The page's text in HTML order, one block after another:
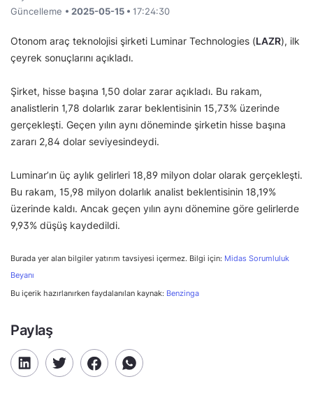
Güncelleme • 2025-05-15 • 17:24:30
Otonom araç teknolojisi şirketi Luminar Technologies (LAZR), ilk
çeyrek sonuçlarını açıkladı.
Şirket, hisse başına 1,50 dolar zarar açıkladı. Bu rakam,
analistlerin 1,78 dolarlık zarar beklentisinin 15,73% üzerinde
gerçekleşti. Geçen yılın aynı döneminde şirketin hisse başına
zararı 2,84 dolar seviyesindeydi.
Luminar’ın üç aylık gelirleri 18,89 milyon dolar olarak gerçekleşti.
Bu rakam, 15,98 milyon dolarlık analist beklentisinin 18,19%
üzerinde kaldı. Ancak geçen yılın aynı dönemine göre gelirlerde
9,93% düşüş kaydedildi.
Burada yer alan bilgiler yatırım tavsiyesi içermez. Bilgi için: Midas Sorumluluk
Beyanı
Bu içerik hazırlanırken faydalanılan kaynak: Benzinga
Paylaş